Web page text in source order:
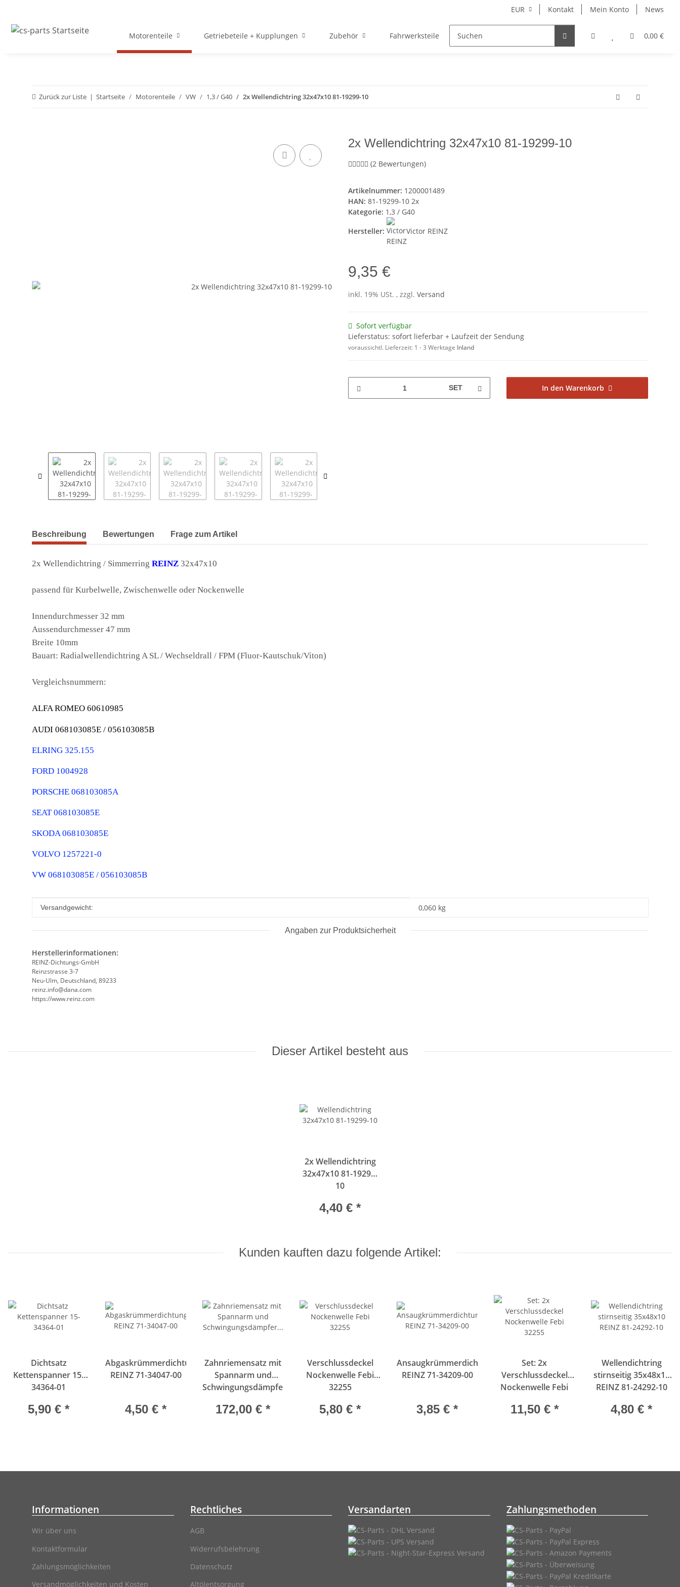
EUR Kontakt Mein Konto News
0,00 €
Motorenteile Getriebeteile + Kupplungen Zubehör Fahrwerksteile Merchandise
Zurück zur Liste Startseite Motorenteile VW 1,3 / G40 2x Wellendichtring 32x47x10 81-19299-10
2x Wellendichtring 32x47x10 81-19299-10
(2 Bewertungen)
Artikelnummer: 1200001489
HAN: 81-19299-10 2x
Kategorie: 1,3 / G40
Hersteller:
Victor REINZ
9,35 €
inkl. 19% USt. , zzgl. Versand
Sofort verfügbar
Lieferstatus: sofort lieferbar + Laufzeit der Sendung
voraussichtl. Lieferzeit: 1 - 3 Werktage Inland
SET In den Warenkorb
weitere Registerkarten anzeigen
Beschreibung Bewertungen Frage zum Artikel
2x Wellendichtring / Simmerring REINZ 32x47x10
passend für Kurbelwelle, Zwischenwelle oder Nockenwelle
Innendurchmesser 32 mm
Aussendurchmesser 47 mm
Breite 10mm
Bauart: Radialwellendichtring A SL / Wechseldrall / FPM (Fluor-Kautschuk/Viton)
Vergleichsnummern:
ALFA ROMEO 60610985
AUDI 068103085E / 056103085B
ELRING 325.155
FORD 1004928
PORSCHE 068103085A
SEAT 068103085E
SKODA 068103085E
VOLVO 1257221-0
VW 068103085E / 056103085B
Produkteigenschaft
Wert
Versandgewicht: 0,060 kg
Angaben zur Produktsicherheit
Herstellerinformationen:
REINZ-Dichtungs-GmbH
Reinzstrasse 3-7
Neu-Ulm, Deutschland, 89233
reinz.info@dana.com
https://www.reinz.com
Dieser Artikel besteht aus
2xWellendichtring
32x47x10 81-19299-
10
4,40 € *
Kunden kauften dazu folgende Artikel:
Dichtsatz
Kettenspanner 15-
34364-01
5,90 € *
Abgaskrümmerdichtung
REINZ 71-34047-00
4,50 € *
Zahnriemensatz mit
Spannarm und
Schwingungsdämpfer
172,00 € *
Verschlussdeckel
Nockenwelle Febi
32255
5,80 € *
Ansaugkrümmerdichtung
REINZ 71-34209-00
3,85 € *
Set: 2x
Verschlussdeckel
Nockenwelle Febi
11,50 € *
Wellendichtring
stirnseitig 35x48x10
REINZ 81-24292-10
4,80 € *
Informationen
Wir über uns
Kontaktformular
Zahlungsmöglichkeiten
Versandmöglichkeiten und Kosten
Rechtliches
AGB
Widerrufsbelehrung
Datenschutz
Altölentsorgung
Versandarten Zahlungsmethoden